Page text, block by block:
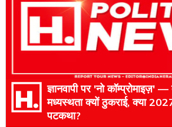
ज्ञानवापी पर 'नो कॉम्प्रोमाइज़' —
मध्यस्थता क्यों ठुकराई, क्या
पटकथा?